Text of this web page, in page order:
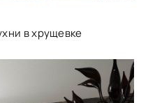
в хрущевке